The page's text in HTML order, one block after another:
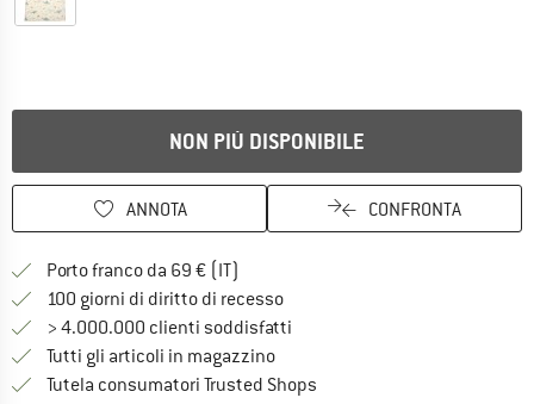
NON PIÙ DISPONIBILE
ANNOTA CONFRONTA
Porto franco da 69 € (IT)
100 giorni di diritto di recessoVai alla politica di recesso qui
> 4.000.000 clienti soddisfatti
Tutti gli articoli in magazzino
Tutela consumatori Trusted Shops